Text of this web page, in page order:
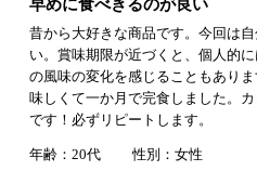
早めに食べきるのが良い
昔から大好きな商品です。今回は
い。賞味期限が近づくと、個人的
の風味の変化を感じることもあり
味しくて一か月で完食しました。
です！必ずリピートします。
年齢：20代
性別：女性